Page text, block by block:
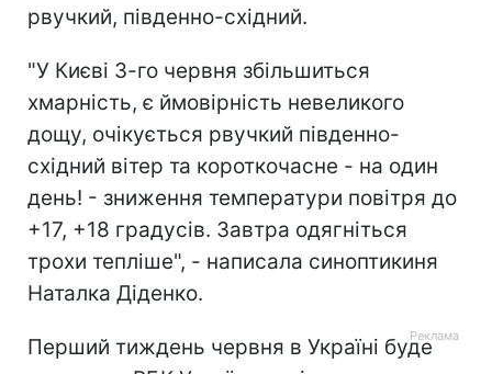
рвучкий, південно-східний.
"У Києві 3-го червня збільшиться
хмарність, є ймовірність невеликого
дощу, очікується рвучкий південно-
східний вітер та короткочасне - на один
день! - зниження температури повітря до
+17, +18 градусів. Завтра одягніться
трохи тепліше", - написала синоптикиня
Наталка Діденко.
Перший тиждень червня в Україні буде